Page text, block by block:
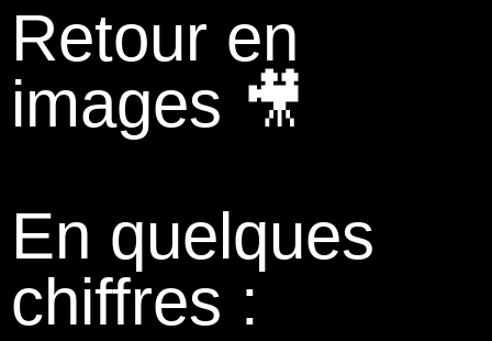
Retour en
images 🎥
En quelques
chiffres :